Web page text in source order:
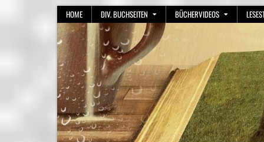
HOME DIV. BUCHSEITEN BÜCHERVIDEOS